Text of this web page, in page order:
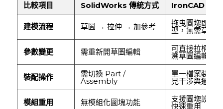
比較項目 SolidWorks 傳統方式 IronCAD 直覺
建模流程 草圖 → 拉伸 → 加參考 拖曳圖塊即產
型，無需草圖
參數變更 需重新開草圖編輯 可直接拉柄變
溯草圖編輯
裝配操作 需切換 Part /
Assembly
單一檔案裝配
見干涉與邏輯
模組重用 無模組化圖塊功能 支援圖塊設計
快速重用